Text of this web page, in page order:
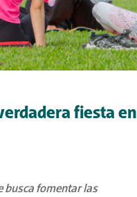
fiesta en
busca fomentar las